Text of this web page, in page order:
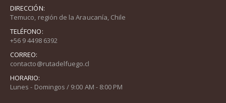
DIRECCIÓN:
Temuco, región de la Araucanía, Chile
TELÉFONO:
+56 9 4498 6392
CORREO:
contacto@rutadelfuego.cl
HORARIO:
Lunes - Domingos / 9:00 AM - 8:00 PM